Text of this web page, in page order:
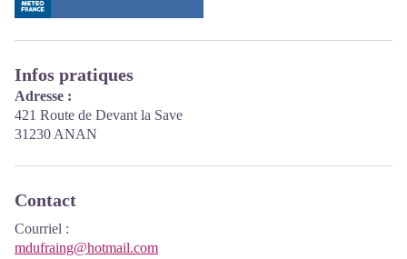
Infos pratiques
Adresse :
421 Route de Devant la Save
31230 ANAN
Contact
Courriel :
mdufraing@hotmail.com